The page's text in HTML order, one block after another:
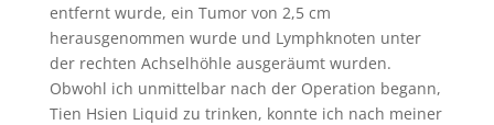
entfernt wurde, ein Tumor von 2,5 cm
herausgenommen wurde und Lymphknoten unter
der rechten Achselhöhle ausgeräumt wurden.
Obwohl ich unmittelbar nach der Operation begann,
Tien Hsien Liquid zu trinken, konnte ich nach meiner